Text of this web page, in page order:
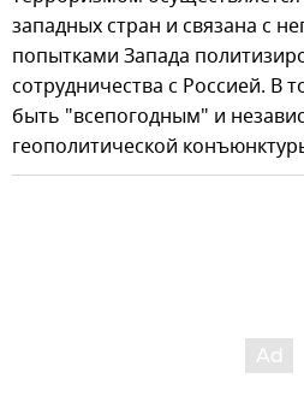
западных стран и связана с
попытками Запада
сотрудничества с Россией. В
быть "всепогодным" и
геополитической